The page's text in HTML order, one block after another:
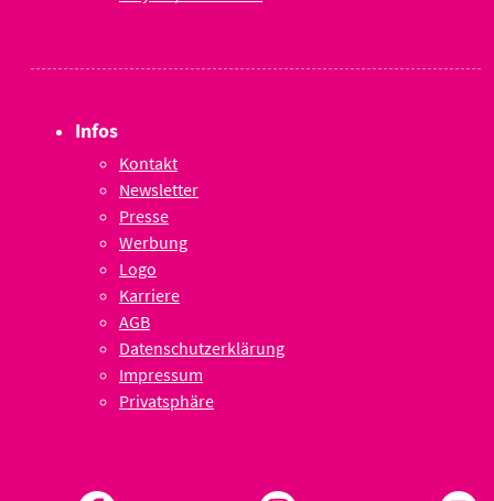
Infos
Kontakt
Newsletter
Presse
Werbung
Logo
Karriere
AGB
Datenschutzerklärung
Impressum
Privatsphäre